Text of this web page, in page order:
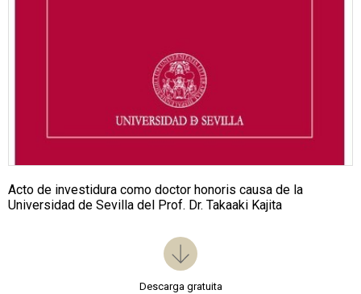
Acto de investidura como doctor honoris causa de la
Universidad de Sevilla del Prof. Dr. Takaaki Kajita
Descarga gratuita